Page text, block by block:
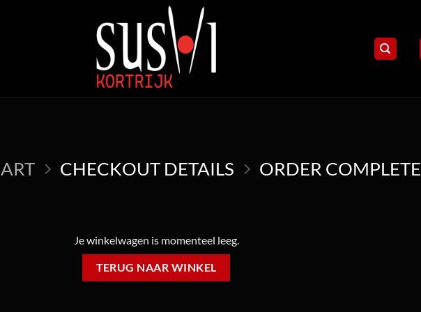
CHECKOUT DETAILS ORDER COMPLETE
Je winkelwagen is momenteel leeg.
TERUG NAAR WINKEL